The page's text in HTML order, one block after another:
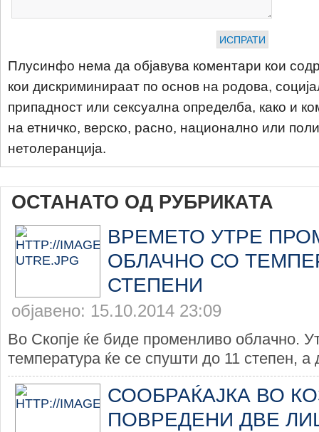
Плусинфо нема да објавува коментари кои
кои дискриминираат по основ на родова,
припадност или сексуална определба, како и
на етничко, верско, расно, национално или
нетолеранција.
ОСТАНАТО ОД РУБРИКАТА
ВРЕМЕТО УТРЕ
ОБЛАЧНО СО
СТЕПЕНИ
објавено: 15.10.2014 23:09
Во Скопје ќе биде променливо облачно.
температура ќе се спушти до 11 степен, а
СООБРАЌАЈКА ВО
ПОВРЕДЕНИ ДВЕ